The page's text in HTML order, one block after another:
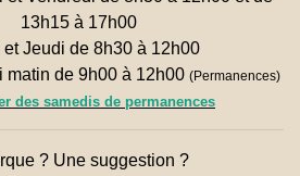
13h15 à 17h00
et Jeudi de 8h30 à 12h00
matin de 9h00 à 12h00 (Permanences)
des samedis de permanences
? Une suggestion ?